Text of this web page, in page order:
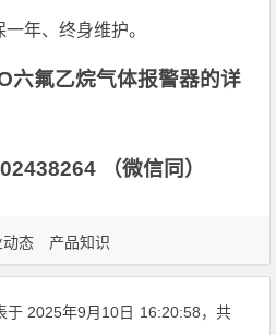
年、终身维护。
六氟乙烷气体报警器的详
（微信同）
动态 产品知识
于 2025年9月10日 16:20:58，共